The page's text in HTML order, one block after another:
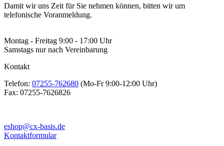
Damit wir uns Zeit für Sie nehmen können, bitten wir um
telefonische Voranmeldung.
Montag - Freitag 9:00 - 17:00 Uhr
Samstags nur nach Vereinbarung
Kontakt
Telefon: 07255-762680 (Mo-Fr 9:00-12:00 Uhr)
Fax: 07255-7626826
eshop@cx-basis.de
Kontaktformular